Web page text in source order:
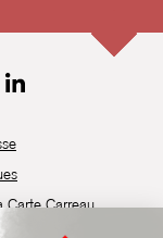
Carte Carreau